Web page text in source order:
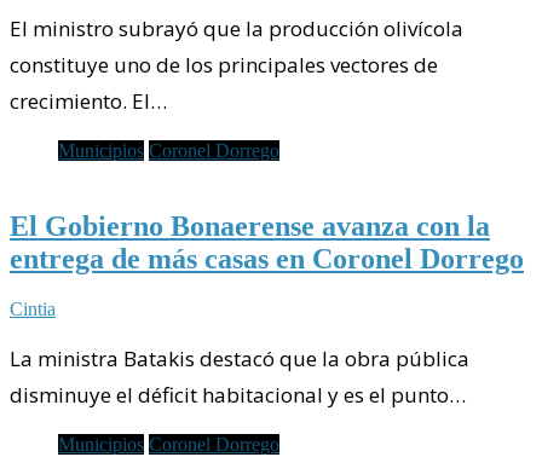
El ministro subrayó que la producción olivícola
constituye uno de los principales vectores de
crecimiento. El…
Municipios Coronel Dorrego
El Gobierno Bonaerense avanza con la
entrega de más casas en Coronel Dorrego
Cintia
La ministra Batakis destacó que la obra pública
disminuye el déficit habitacional y es el punto…
Municipios Coronel Dorrego